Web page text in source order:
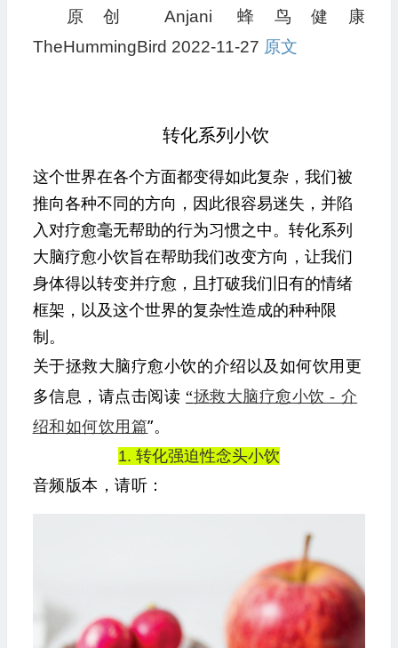
原创 Anjani
蜂鸟健康
TheHummingBird 2022-11-27 原文
转化系列小饮
这个世界在各个方面都变得如此复杂，我们被
推向各种不同的方向，因此很容易迷失，并陷
入对疗愈毫无帮助的行为习惯之中。转化系列
大脑疗愈小饮旨在帮助我们改变方向，让我们
身体得以转变并疗愈，且打破我们旧有的情绪
框架，以及这个世界的复杂性造成的种种限
制。
关于拯救大脑疗愈小饮的介绍以及如何饮用更
多信息，请点击阅读“拯救大脑疗愈小饮 - 介
绍和如何饮用篇”。
1. 转化强迫性念头小饮
音频版本，请听：